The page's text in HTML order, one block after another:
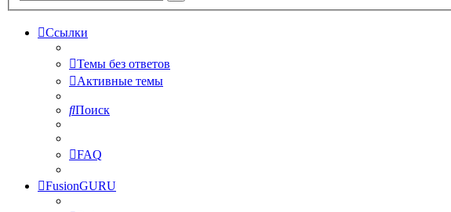
Ссылки
Темы без ответов
Активные темы
Поиск
FAQ
FusionGURU